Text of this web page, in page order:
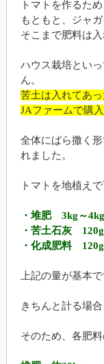
トマトを作るた
もともと、ジャ
そこまで肥料は
ハウス栽培とい
ん。
苦土は入れてあ
JAファームで購
全体にばら撒く
れました。
トマトを地植え
・堆肥 3kg～
・苦土石灰
・化成肥料
上記の量が基本で
きちんと計る場
そのため、各肥料